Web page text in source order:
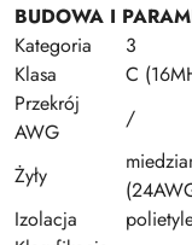
BUDOWA I
Kategoria
3
Klasa
C
Przekrój
AWG
/
Żyły
Izolacja